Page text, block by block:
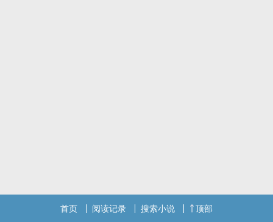
首页 阅读记录 搜索小说 顶部